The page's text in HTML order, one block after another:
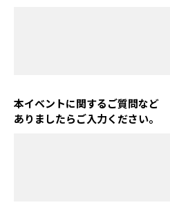
本イベントに関するご質問など
ありましたらご入力ください。